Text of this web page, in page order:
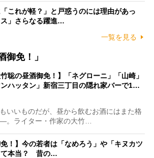
これが軽？」と戸惑うのには理由があっ
」さらなる躍進…
一覧を見る
御免！」
竹聡の昼酒御免！】「ネグローニ」「山崎」
ンハッタン」新宿三丁目の隠れ家バーで1…
いいものだが、昼から飲むお酒にはまた格
。ライター・作家の大竹…
免！】今の若者は「なめろう」や「キヌカツ
て本当？ 昔の…